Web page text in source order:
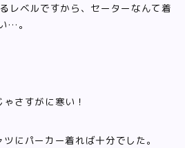
レベルですから、セーターなんて着
…。
さすがに寒い！
にパーカー着れば十分でした。